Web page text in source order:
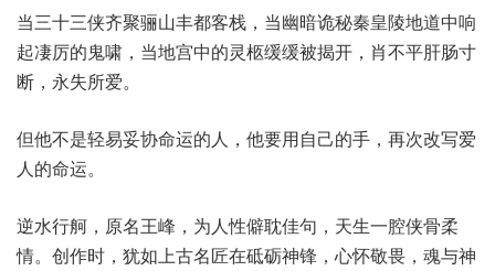
当三十三侠齐聚骊山丰都客栈，当幽暗诡秘秦皇陵地道中响
起凄厉的鬼啸，当地宫中的灵柩缓缓被揭开，肖不平肝肠寸
断，永失所爱。
但他不是轻易妥协命运的人，他要用自己的手，再次改写爱
人的命运。
逆水行舸，原名王峰，为人性僻耽佳句，天生一腔侠骨柔
情。创作时，犹如上古名匠在砥砺神锋，心怀敬畏，魂与神